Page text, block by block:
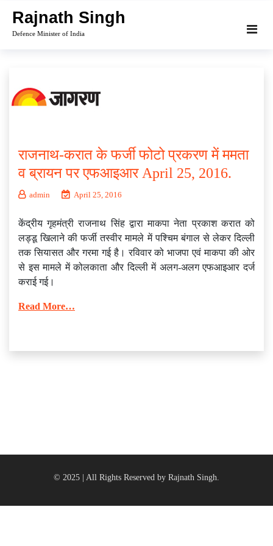
content
Rajnath Singh
Defence Minister of India
राजनाथ-करात के फर्जी फोटो प्रकरण में ममता
व ब्रायन पर एफआइआर April 25, 2016.
admin April 25, 2016
केंद्रीय गृहमंत्री राजनाथ सिंह द्वारा माकपा नेता प्रकाश करात को
लड्डू खिलाने की फर्जी तस्वीर मामले में पश्चिम बंगाल से लेकर दिल्ली
तक सियासत और गरमा गई है। रविवार को भाजपा एवं माकपा की ओर
से इस मामले में कोलकाता और दिल्ली में अलग-अलग एफआइआर दर्ज
कराई गई।
Read More…
© 2025 | All Rights Reserved by Rajnath Singh.